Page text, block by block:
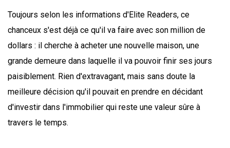
Toujours selon les informations d'Elite Readers, ce
chanceux s'est déjà ce qu'il va faire avec son million de
dollars : il cherche à acheter une nouvelle maison, une
grande demeure dans laquelle il va pouvoir finir ses jours
paisiblement. Rien d'extravagant, mais sans doute la
meilleure décision qu'il pouvait en prendre en décidant
d'investir dans l'immobilier qui reste une valeur sûre à
travers le temps.